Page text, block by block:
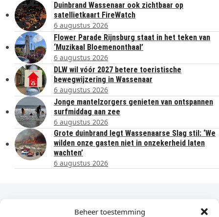
Beheer toestemming
Duinbrand Wassenaar ook zichtbaar op
satellietkaart FireWatch
6 augustus 2026
Flower Parade Rijnsburg staat in het teken van
‘Muzikaal Bloemenonthaal’
6 augustus 2026
DLW wil vóór 2027 betere toeristische
bewegwijzering in Wassenaar
6 augustus 2026
Jonge mantelzorgers genieten van ontspannen
surfmiddag aan zee
6 augustus 2026
Grote duinbrand legt Wassenaarse Slag stil: ‘We
wilden onze gasten niet in onzekerheid laten
wachten’
6 augustus 2026
Dagelijks het laatste nieuws in je e-mail?